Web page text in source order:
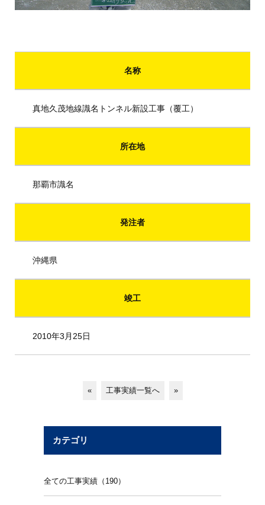
名称
真地久茂地線識名トンネル新設工事（覆工）
所在地
那覇市識名
発注者
沖縄県
竣工
2010年3月25日
« 工事実績一覧へ »
カテゴリ
全ての工事実績（190）